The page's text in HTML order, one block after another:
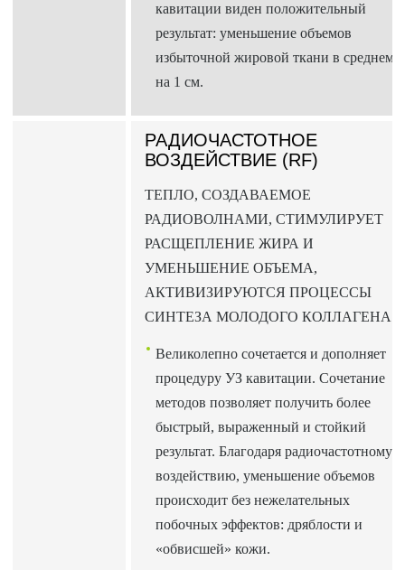
кавитации виден положительный
результат: уменьшение объемов
избыточной жировой ткани в среднем
на 1 см.
РАДИОЧАСТОТНОЕ
ВОЗДЕЙСТВИЕ (RF)
ТЕПЛО, СОЗДАВАЕМОЕ
РАДИОВОЛНАМИ, СТИМУЛИРУЕТ
РАСЩЕПЛЕНИЕ ЖИРА И
УМЕНЬШЕНИЕ ОБЪЕМА,
АКТИВИЗИРУЮТСЯ ПРОЦЕССЫ
СИНТЕЗА МОЛОДОГО КОЛЛАГЕНА
Великолепно сочетается и дополняет
процедуру УЗ кавитации. Сочетание
методов позволяет получить более
быстрый, выраженный и стойкий
результат. Благодаря радиочастотному
воздействию, уменьшение объемов
происходит без нежелательных
побочных эффектов: дряблости и
«обвисшей» кожи.